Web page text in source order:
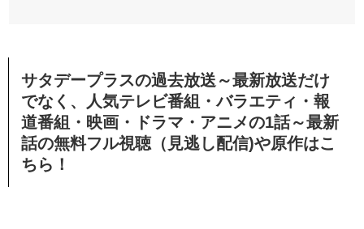
サタデープラスの過去放送～最新放送だけ
でなく、人気テレビ番組・バラエティ・報
道番組・映画・ドラマ・アニメの1話～最新
話の無料フル視聴（見逃し配信)や原作はこ
ちら！